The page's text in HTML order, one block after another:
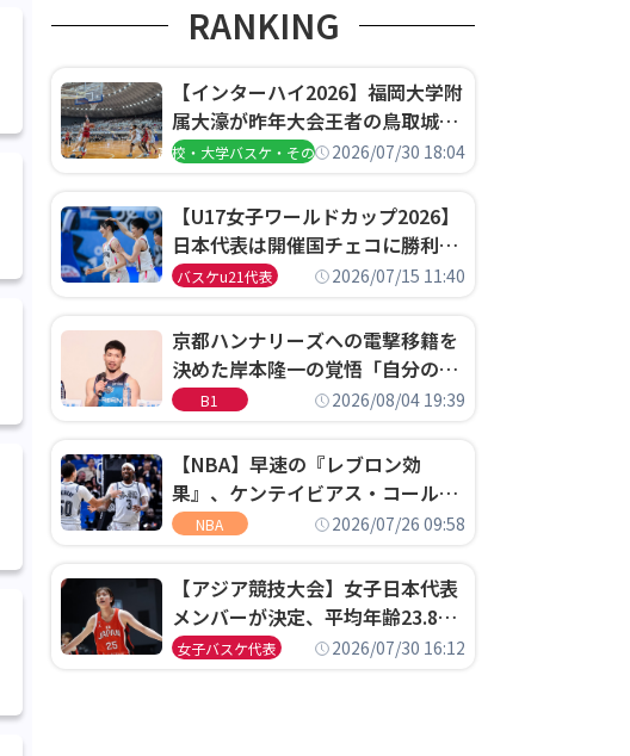
RANKING
【インターハイ2026】福岡大学附
属大濠が昨年大会王者の鳥取城北
を撃破、大阪薫英女学院は岐阜女
高校・大学バスケ・その他2026/07/30 18:04
【U17女子ワールドカップ2026】
日本代表は開催国チェコに勝利し
て予選グループ3連勝で首位通
決定
バスケu21代表 2026/07/15 11:40
京都ハンナリーズへの電撃移籍を
決めた岸本隆一の覚悟「自分のエ
ゴというちっぽけなことのため
B1 2026/08/04 19:39
【NBA】早速の『レブロン効
果』、ケンテイビアス・コールド
ウェル・ポープがセブンティシク
NBA 2026/07/26 09:58
【アジア競技大会】女子日本代表
メンバーが決定、平均年齢23.8歳
のフレッシュなメンバーが日本開
女子バスケ代表 2026/07/30 16:12